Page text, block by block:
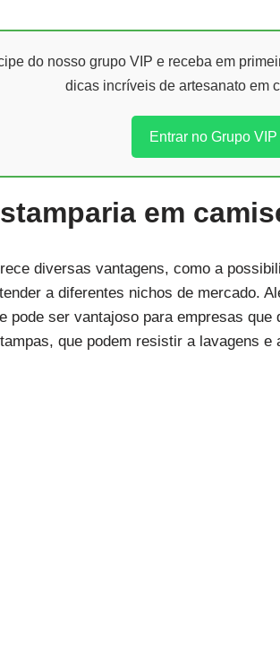
do nosso grupo VIP e receba em
dicas incríveis de artesanato em
Entrar no Grupo VIP
em
diversas vantagens, como a
a diferentes nichos de mercado.
pode ser vantajoso para empresas
que podem resistir a lavagens